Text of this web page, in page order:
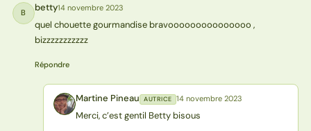
B betty14 novembre 2023
quel chouette gourmandise bravooooooooooooooo ,
bizzzzzzzzzzz
Répondre
MP Martine Pineau AUTRICE 14 novembre 2023
Merci, c’est gentil Betty bisous